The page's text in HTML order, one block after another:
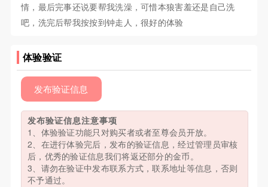
情，最后完事还说要帮我洗澡，可惜本狼害羞还是自己洗
吧，洗完后帮我按按到钟走人，很好的体验
体验验证
发布验证信息
发布验证信息注意事项
1、体验验证功能只对购买者或者至尊会员开放。
2、在进行体验完后，发布的验证信息，经过管理员审核
后，优秀的验证信息我们将返还部分的金币。
3、请勿在验证中发布联系方式，联系地址等信息，否则
不予通过。